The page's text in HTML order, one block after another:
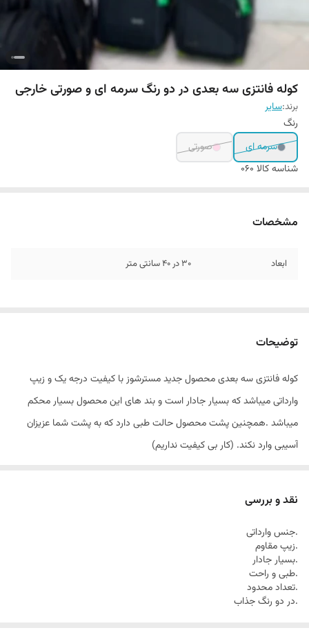
کوله فانتزی سه بعدی در دو رنگ سرمه ای و صورتی خارجی
برند:سایر
رنگ
سرمه ای
صورتی
شناسه کالا 060
مشخصات
ابعاد 30 در 40 سانتی متر
توضیحات
کوله فانتزی سه بعدی محصول جدید مسترشوز با کیفیت درجه یک و زیپ
وارداتی میباشد که بسیار جادار است و بند های این محصول بسیار محکم
میباشد .همچنین پشت محصول حالت طبی دارد که به پشت شما عزیزان
آسیبی وارد نکند. (کار بی کیفیت نداریم)
نقد و بررسی
.جنس وارداتی
.زیپ مقاوم
.بسیار جادار
.طبی و راحت
.تعداد محدود
.در دو رنگ جذاب